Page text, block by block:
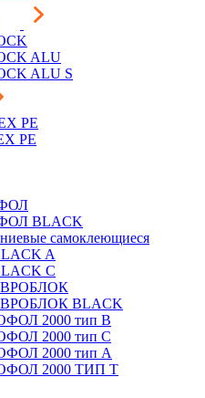
ALU
ALU S
PE
PE
BLACK
самоклеющиеся
A
С
BLACK
2000 тип B
2000 тип C
2000 тип А
2000 ТИП Т